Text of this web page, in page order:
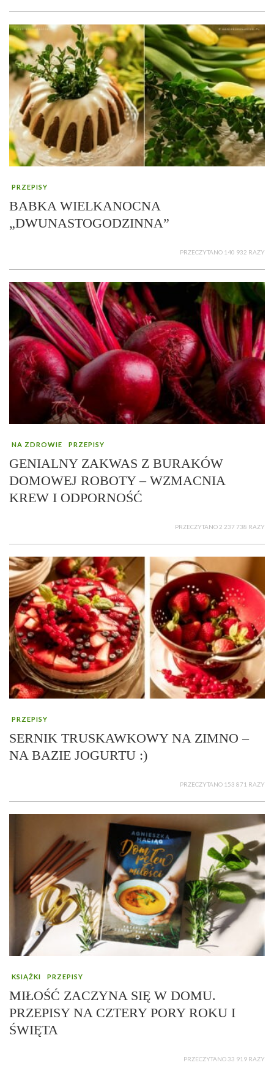
PRZEPISY
BABKA WIELKANOCNA
„DWUNASTOGODZINNA”
PRZECZYTANO 140 932 RAZY
NA ZDROWIE PRZEPISY
GENIALNY ZAKWAS Z BURAKÓW
DOMOWEJ ROBOTY – WZMACNIA
KREW I ODPORNOŚĆ
PRZECZYTANO 2 237 738 RAZY
PRZEPISY
SERNIK TRUSKAWKOWY NA ZIMNO –
NA BAZIE JOGURTU :)
PRZECZYTANO 153 871 RAZY
KSIĄŻKI PRZEPISY
MIŁOŚĆ ZACZYNA SIĘ W DOMU.
PRZEPISY NA CZTERY PORY ROKU I
ŚWIĘTA
PRZECZYTANO 33 919 RAZY